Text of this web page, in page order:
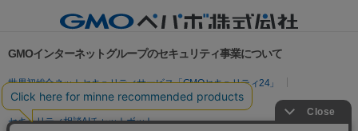
GMOインターネットグループのセキュリティ事業について
世界初総合ネットセキュリティサービス「GMOセキュリティ24」
パスワード漏洩診断
Webサイトリスク診断
セキュリティ相談AIチャットボット